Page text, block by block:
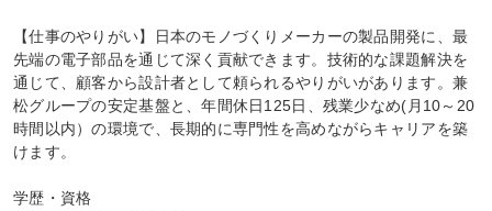
【仕事のやりがい】日本のモノづくりメーカーの製品開発に、最
先端の電子部品を通じて深く貢献できます。技術的な課題解決を
通じて、顧客から設計者として頼られるやりがいがあります。兼
松グループの安定基盤と、年間休日125日、残業少なめ(月10～20
時間以内）の環境で、長期的に専門性を高めながらキャリアを築
けます。
学歴・資格